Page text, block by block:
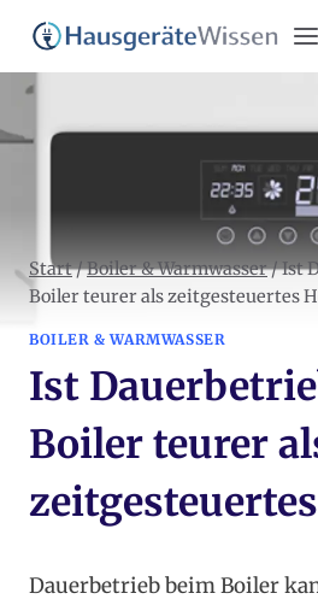
Zum
Inhalt
springen
Start/Boiler & Warmwasser/Ist
Boiler teurer als zeitgesteuertes
BOILER & WARMWASSER
Ist
Boiler teurer
Dauerbetrieb beim Boiler